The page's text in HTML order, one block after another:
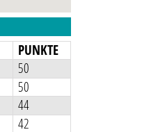
PUNKTE
50
50
44
42